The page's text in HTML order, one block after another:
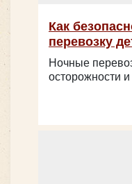
Как
перевозку
Ночные
осторожности